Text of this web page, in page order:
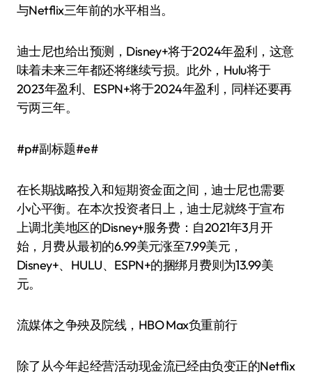
与Netflix三年前的水平相当。
迪士尼也给出预测，Disney+将于2024年盈利，这意
味着未来三年都还将继续亏损。此外，Hulu将于
2023年盈利、ESPN+将于2024年盈利，同样还要再
亏两三年。
#p#副标题#e#
在长期战略投入和短期资金面之间，迪士尼也需要
小心平衡。在本次投资者日上，迪士尼就终于宣布
上调北美地区的Disney+服务费：自2021年3月开
始，月费从最初的6.99美元涨至7.99美元，
Disney+、HULU、ESPN+的捆绑月费则为13.99美
元。
流媒体之争殃及院线，HBO Max负重前行
除了从今年起经营活动现金流已经由负变正的Netflix